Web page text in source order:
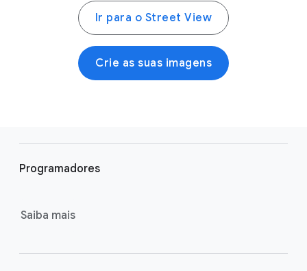
Ir para o Street View
Crie as suas imagens
Programadores
Saiba mais